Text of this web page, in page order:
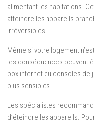
alimentant les habitations.
atteindre les appareils
irréversibles.
Même si votre logement
les conséquences peuvent
box internet ou consoles de
plus sensibles.
Les spécialistes
d’éteindre les appareils.